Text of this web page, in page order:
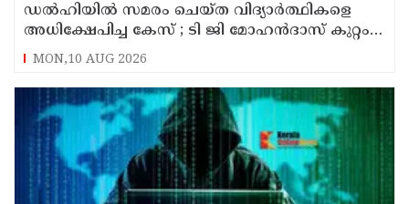
ഡൽഹിയിൽ സമരം ചെയ്ത വിദ്യാർത്ഥികളെ
അധിക്ഷേപിച്ച കേസ് ; ടി ജി മോഹൻദാസ് കുറ്റം
സമ്മതിച്ചു
MON,10 AUG 2026